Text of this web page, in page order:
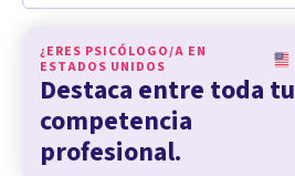
¿ERES PSICÓLOGO/A EN
ESTADOS UNIDOS
Destaca entre toda tu
competencia
profesional.